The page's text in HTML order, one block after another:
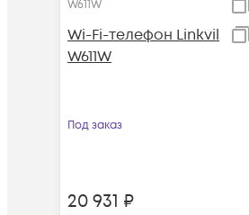
W611W
Wi-Fi-телефон Linkvil
W611W
Под заказ
20 931 ₽